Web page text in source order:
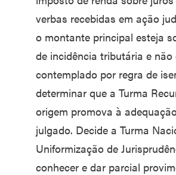
verbas recebidas em ação
o montante principal esteja
de incidência tributária e não
contemplado por regra de
determinar que a Turma
origem promova à
julgado. Decide a Turma
Uniformização de
conhecer e dar parcial